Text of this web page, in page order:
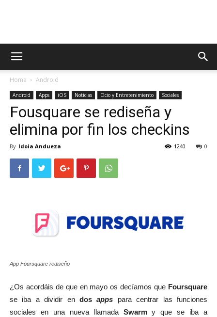
AppsTonic
Home Android
Android Apps iOS Noticias Ocio y Entretenimiento Sociales
Fousquare se rediseña y
elimina por fin los checkins
By Idoia Andueza 0
1240
App Foursquare rediseño
¿Os acordáis de que en mayo os decíamos que Foursquare
se iba a dividir en dosapps para centrar las funciones
sociales en una nueva llamadaSwarmy que se iba a